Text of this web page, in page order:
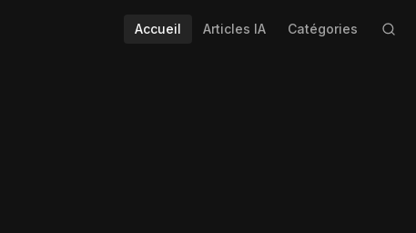
Accueil Articles IA Catégories